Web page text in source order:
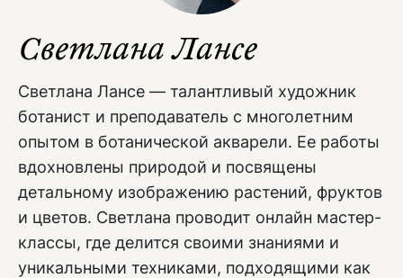
Светлана Лансе
Светлана Лансе — талантливый художник
ботанист и преподаватель с многолетним
опытом в ботанической акварели. Ее работы
вдохновлены природой и посвящены
детальному изображению растений, фруктов
и цветов. Светлана проводит онлайн мастер-
классы, где делится своими знаниями и
уникальными техниками, подходящими как